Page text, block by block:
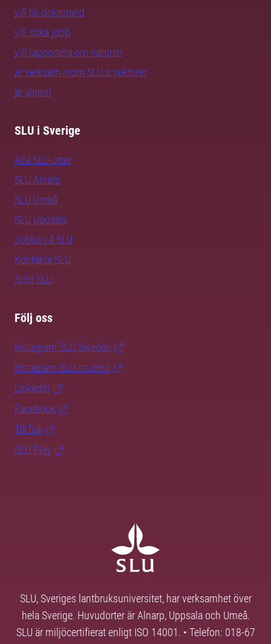
vill bli doktorand
vill söka jobb
vill rapportera om naturen
är verksam inom SLU:s sektorer
är alumn
SLU i Sverige
Alla SLU-orter
SLU Alnarp
SLU Umeå
SLU Uppsala
Jobba på SLU
Kontakta SLU
Stöd SLU
Följ oss
Instagram SLU.Sweden
Instagram SLU.student
LinkedIn
Facebook
TikTok
SLU Play
SLU, Sveriges lantbruksuniversitet, har verksamhet över
hela Sverige. Huvudorter är Alnarp, Uppsala och Umeå.
SLU är miljöcertifierat enligt ISO 14001. • Telefon: 018-67